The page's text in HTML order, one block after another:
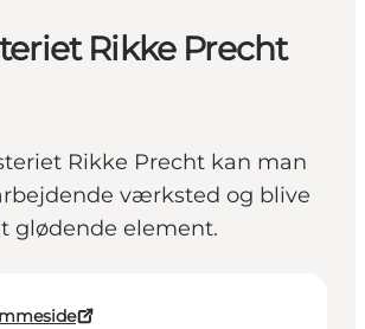
Rikke Precht
Rikke Precht kan man
værksted og blive
glødende element.